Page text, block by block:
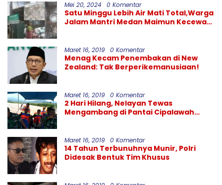
Mei 20, 2024 0 Komentar
Satu Minggu Lebih Air Mati Total,Warga
Jalam Mantri Medan Maimun Kecewa
Maret 16, 2019 0 Komentar
Menag Kecam Penembakan di New
Zealand: Tak Berperikemanusiaan!
Maret 16, 2019 0 Komentar
2 Hari Hilang, Nelayan Tewas
Mengambang di Pantai Cipalawah
Maret 16, 2019 0 Komentar
14 Tahun Terbunuhnya Munir, Polri
Didesak Bentuk Tim Khusus